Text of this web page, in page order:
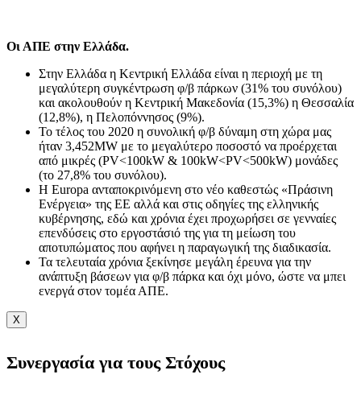
Οι ΑΠΕ στην Ελλάδα.
Στην Ελλάδα η Κεντρική Ελλάδα είναι η περιοχή με τη
μεγαλύτερη συγκέντρωση φ/β πάρκων (31% του συνόλου)
και ακολουθούν η Κεντρική Μακεδονία (15,3%) η Θεσσαλία
(12,8%), η Πελοπόννησος (9%).
Το τέλος του 2020 η συνολική φ/β δύναμη στη χώρα μας
ήταν 3,452ΜW με το μεγαλύτερο ποσοστό να προέρχεται
από μικρές (PV<100kW & 100kW<PV<500kW) μονάδες
(το 27,8% του συνόλου).
Η Εuropa ανταποκρινόμενη στο νέο καθεστώς «Πράσινη
Ενέργεια» της ΕΕ αλλά και στις οδηγίες της ελληνικής
κυβέρνησης, εδώ και χρόνια έχει προχωρήσει σε γενναίες
επενδύσεις στο εργοστάσιό της για τη μείωση του
αποτυπώματος που αφήνει η παραγωγική της διαδικασία.
Τα τελευταία χρόνια ξεκίνησε μεγάλη έρευνα για την
ανάπτυξη βάσεων για φ/β πάρκα και όχι μόνο, ώστε να μπει
ενεργά στον τομέα ΑΠΕ.
X
Συνεργασία για τους Στόχους